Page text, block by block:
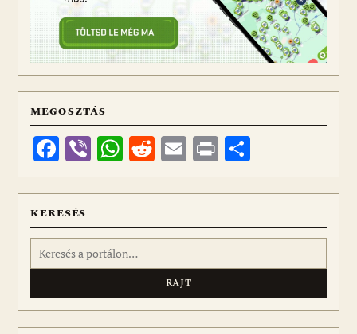
MEGOSZTÁS
Facebook
ViberWhatsApp
Reddit
Email
Print
meg
KERESÉS
Keresés: